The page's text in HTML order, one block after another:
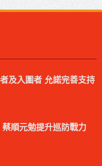
及入圍者 允諾完善支持
順元勉提升巡防戰力